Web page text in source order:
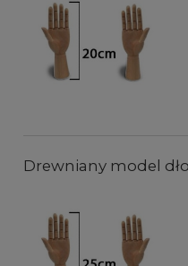
Drewniany model